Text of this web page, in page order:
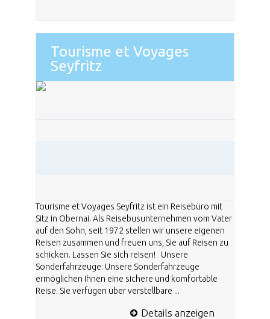
Tourisme et Voyages
Seyfritz
Tourisme et Voyages Seyfritz ist ein Reisebüro mit
Sitz in Obernai. Als Reisebusunternehmen vom Vater
auf den Sohn, seit 1972 stellen wir unsere eigenen
Reisen zusammen und freuen uns, Sie auf Reisen zu
schicken. Lassen Sie sich reisen! Unsere
Sonderfahrzeuge: Unsere Sonderfahrzeuge
ermöglichen Ihnen eine sichere und komfortable
Reise. Sie verfügen über verstellbare ...
Details anzeigen